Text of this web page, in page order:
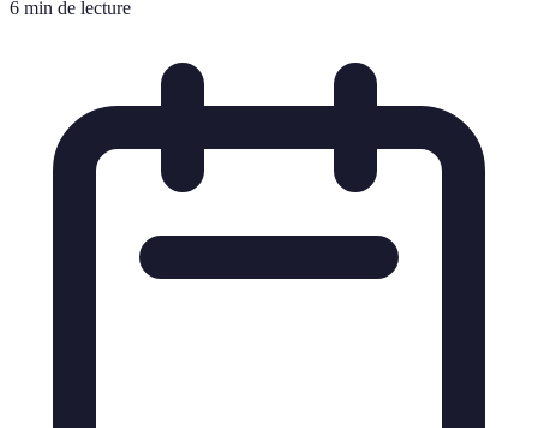
6 min de lecture